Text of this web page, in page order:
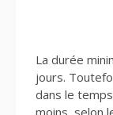
La durée
jours.
dans le
moins, selon